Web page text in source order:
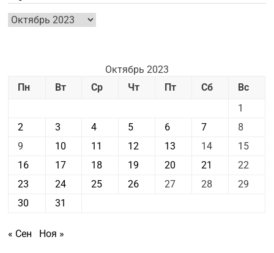
Архив
новостей
Октябрь 2023
Пн
Вт Ср Чт Пт Сб
Вс
1
2
3 4 5 6 7
8
9
10 11 12 13 14
15
16
17 18 19 20 21
22
23
24 25 26 27 28
29
30
31
« Сен Ноя »